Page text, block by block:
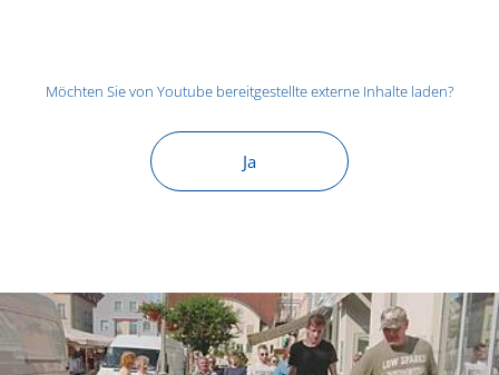
Möchten Sie von Youtube bereitgestellte externe Inhalte laden?
Ja